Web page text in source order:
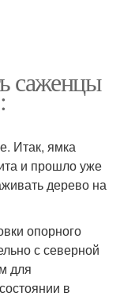
саженцы
Итак, ямка
и прошло уже
дерево на
опорного
с северной
для
в